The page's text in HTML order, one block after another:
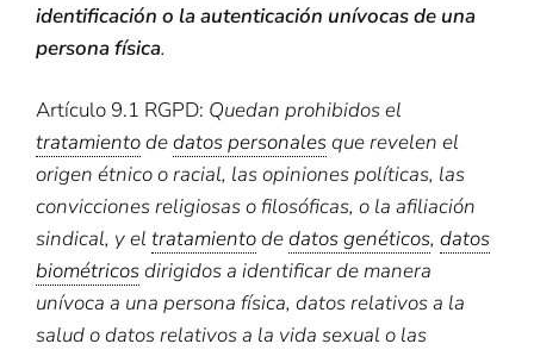
identificación o la autenticación unívocas de una
persona física.
Artículo 9.1 RGPD: Quedan prohibidos el
tratamientodedatos personalesque revelen el
origen étnico o racial, las opiniones políticas, las
convicciones religiosas o filosóficas, o la afiliación
sindical, y el tratamientodedatos genéticos, datos
biométricosdirigidos a identificar de manera
unívoca a una persona física, datos relativos a la
salud o datos relativos a la vida sexual o las